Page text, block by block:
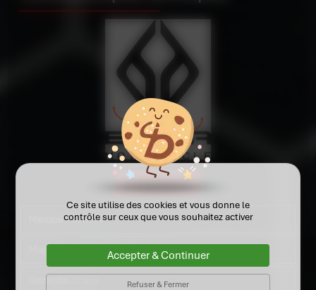
Ce site utilise des cookies et vous donne le
contrôle sur ceux que vous souhaitez activer
Accepter & Continuer
Refuser & Fermer
Fiche technique
Marque :BENDA
Modèle : NAPOLEON 500
Garantie :